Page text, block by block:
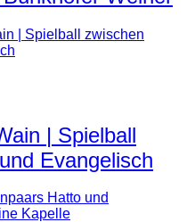
| Spielball
Evangelisch